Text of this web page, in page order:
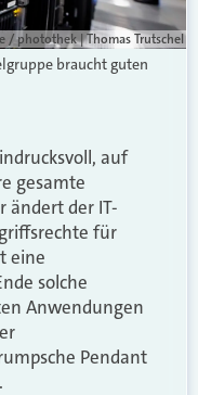
/ photothek | Thomas Trutschel
braucht guten
auf
gesamte
ändert der IT-
für
eine
solche
Anwendungen
Pendant